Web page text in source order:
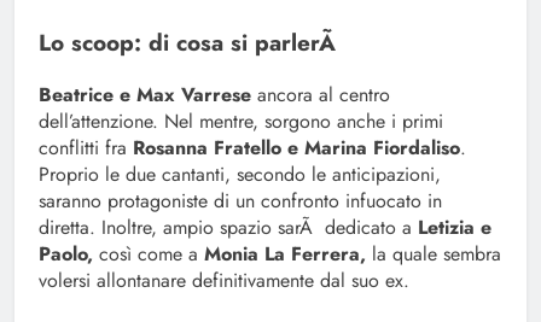
Lo scoop: di cosa si parlerÃ
Beatrice e Max Varrese ancora al centro
dell’attenzione. Nel mentre, sorgono anche i primi
conflitti fra Rosanna Fratello e Marina Fiordaliso.
Proprio le due cantanti, secondo le anticipazioni,
saranno protagoniste di un confronto infuocato in
diretta. Inoltre, ampio spazio sarÃ dedicato a Letizia e
Paolo, così come a Monia La Ferrera, la quale sembra
volersi allontanare definitivamente dal suo ex.